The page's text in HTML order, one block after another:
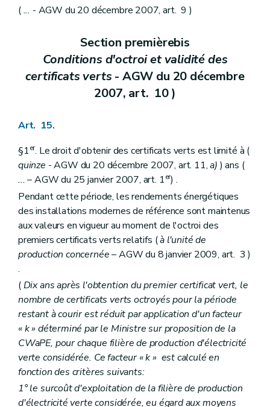
(... - AGW du 20 décembre 2007, art. 9 )
Section premièrebis
Conditions d'octroi et validité des
certificats verts - AGW du 20 décembre
2007, art. 10 )
Art. 15.
§1er. Le droit d'obtenir des certificats verts est limité à (
quinze - AGW du 20 décembre 2007, art. 11,a) ) ans (
...– AGW du 25 janvier 2007, art. 1er) .
Pendant cette période, les rendements énergétiques
des installations modernes de référence sont maintenus
aux valeurs en vigueur au moment de l'octroi des
premiers certificats verts relatifs (à l'unité de
production concernée– AGW du 8 janvier 2009, art. 3 )
.
(Dix ans après l'obtention du premier certificat vert, le
nombre de certificats verts octroyés pour la période
restant à courir est réduit par application d'un facteur
« k » déterminé par le Ministre sur proposition de la
CWaPE, pour chaque filière de production d'électricité
verte considérée. Ce facteur « k » est calculé en
fonction des critères suivants:
1° le surcoût d'exploitation de la filière de production
d'électricité verte considérée, eu égard aux moyens